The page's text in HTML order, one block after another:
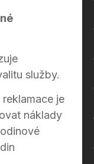
služby.
je
náklady